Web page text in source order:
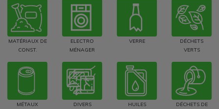
MATÉRIAUX DE
CONST.
ELECTRO
MÉNAGER
VERRE
DÉCHETS
VERTS
MÉTAUX DIVERS HUILES
DÉCHETS DE